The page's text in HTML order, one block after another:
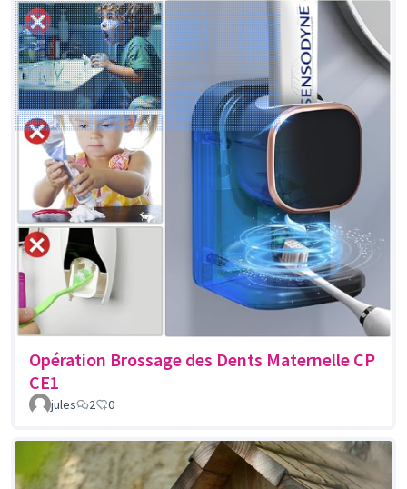
Opération Brossage des Dents Maternelle CP
CE1
jules 2 0